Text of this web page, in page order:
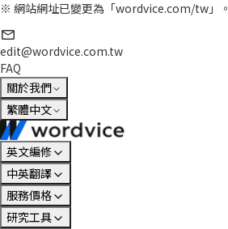
※ 網站網址已變更為「wordvice.com/tw」。
edit@wordvice.com.tw
FAQ
關於我們
繁體中文
英文編修
中英翻譯
服務價格
研究工具